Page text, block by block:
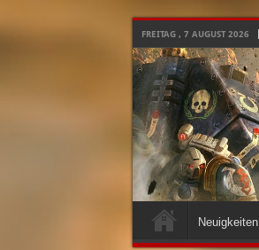
FREITAG , 7 AUGUST 2026
Neuigkeiten